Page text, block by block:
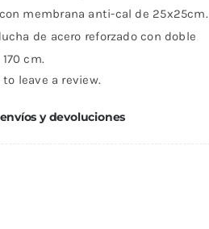
membrana anti-cal de 25x25cm.
de acero reforzado con doble
cm.
leave a review.
y devoluciones